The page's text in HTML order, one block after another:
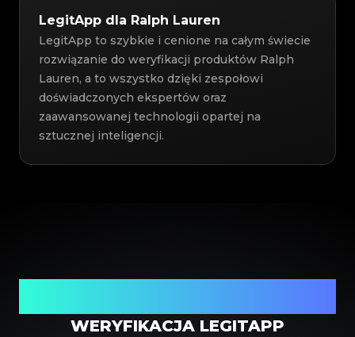
LegitApp dla Ralph Lauren
LegitApp to szybkie i cenione na całym świecie
rozwiązanie do weryfikacji produktów Ralph
Lauren, a to wszystko dzięki zespołowi
doświadczonych ekspertów oraz
zaawansowanej technologii opartej na
sztucznej inteligencji.
WERYFIKACJA LEGITAPP